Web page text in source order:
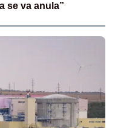
se va anula”